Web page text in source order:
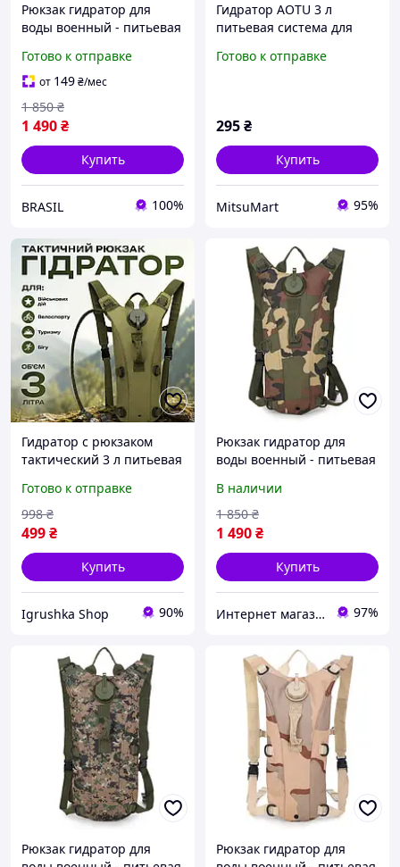
Рюкзак гидратор для
воды военный - питьевая
(Jungle camouflage)
:BRASIL:
Готово к отправке
от 149₴/мес
1 490₴
1 850 ₴
Купить
BRASIL 100%
Гидратор AOTU 3 л
питьевая система для
гидратор 3 л,
Готово к отправке
295₴
Купить
MitsuMart 95%
Гидратор с рюкзаком
тактический 3 л питьевая
с трубкой туристический
для походов бега
велосипеда кемпинга
Готово к отправке
499₴
998 ₴
Купить
Igrushka Shop 90%
Рюкзак гидратор для
воды военный - питьевая
Jungle camouflage
(100874)
В наличии
1 490₴
1 850 ₴
Купить
Интернет магазин Rombi 97%
Рюкзак гидратор для
Рюкзак гидратор для